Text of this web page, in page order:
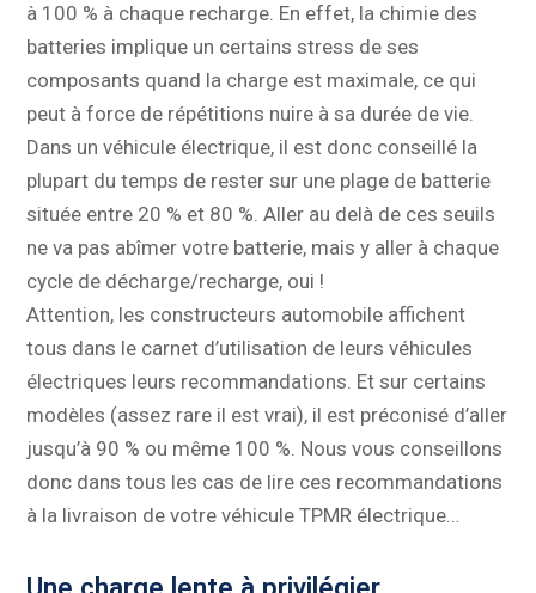
à 100 % à chaque recharge. En effet, la chimie des
batteries implique un certains stress de ses
composants quand la charge est maximale, ce qui
peut à force de répétitions nuire à sa durée de vie.
Dans un véhicule électrique, il est donc conseillé la
plupart du temps de rester sur une plage de batterie
située entre 20 % et 80 %. Aller au delà de ces seuils
ne va pas abîmer votre batterie, mais y aller à chaque
cycle de décharge/recharge, oui !
Attention, les constructeurs automobile affichent
tous dans le carnet d’utilisation de leurs véhicules
électriques leurs recommandations. Et sur certains
modèles (assez rare il est vrai), il est préconisé d’aller
jusqu’à 90 % ou même 100 %. Nous vous conseillons
donc dans tous les cas de lire ces recommandations
à la livraison de votre véhicule TPMR électrique…